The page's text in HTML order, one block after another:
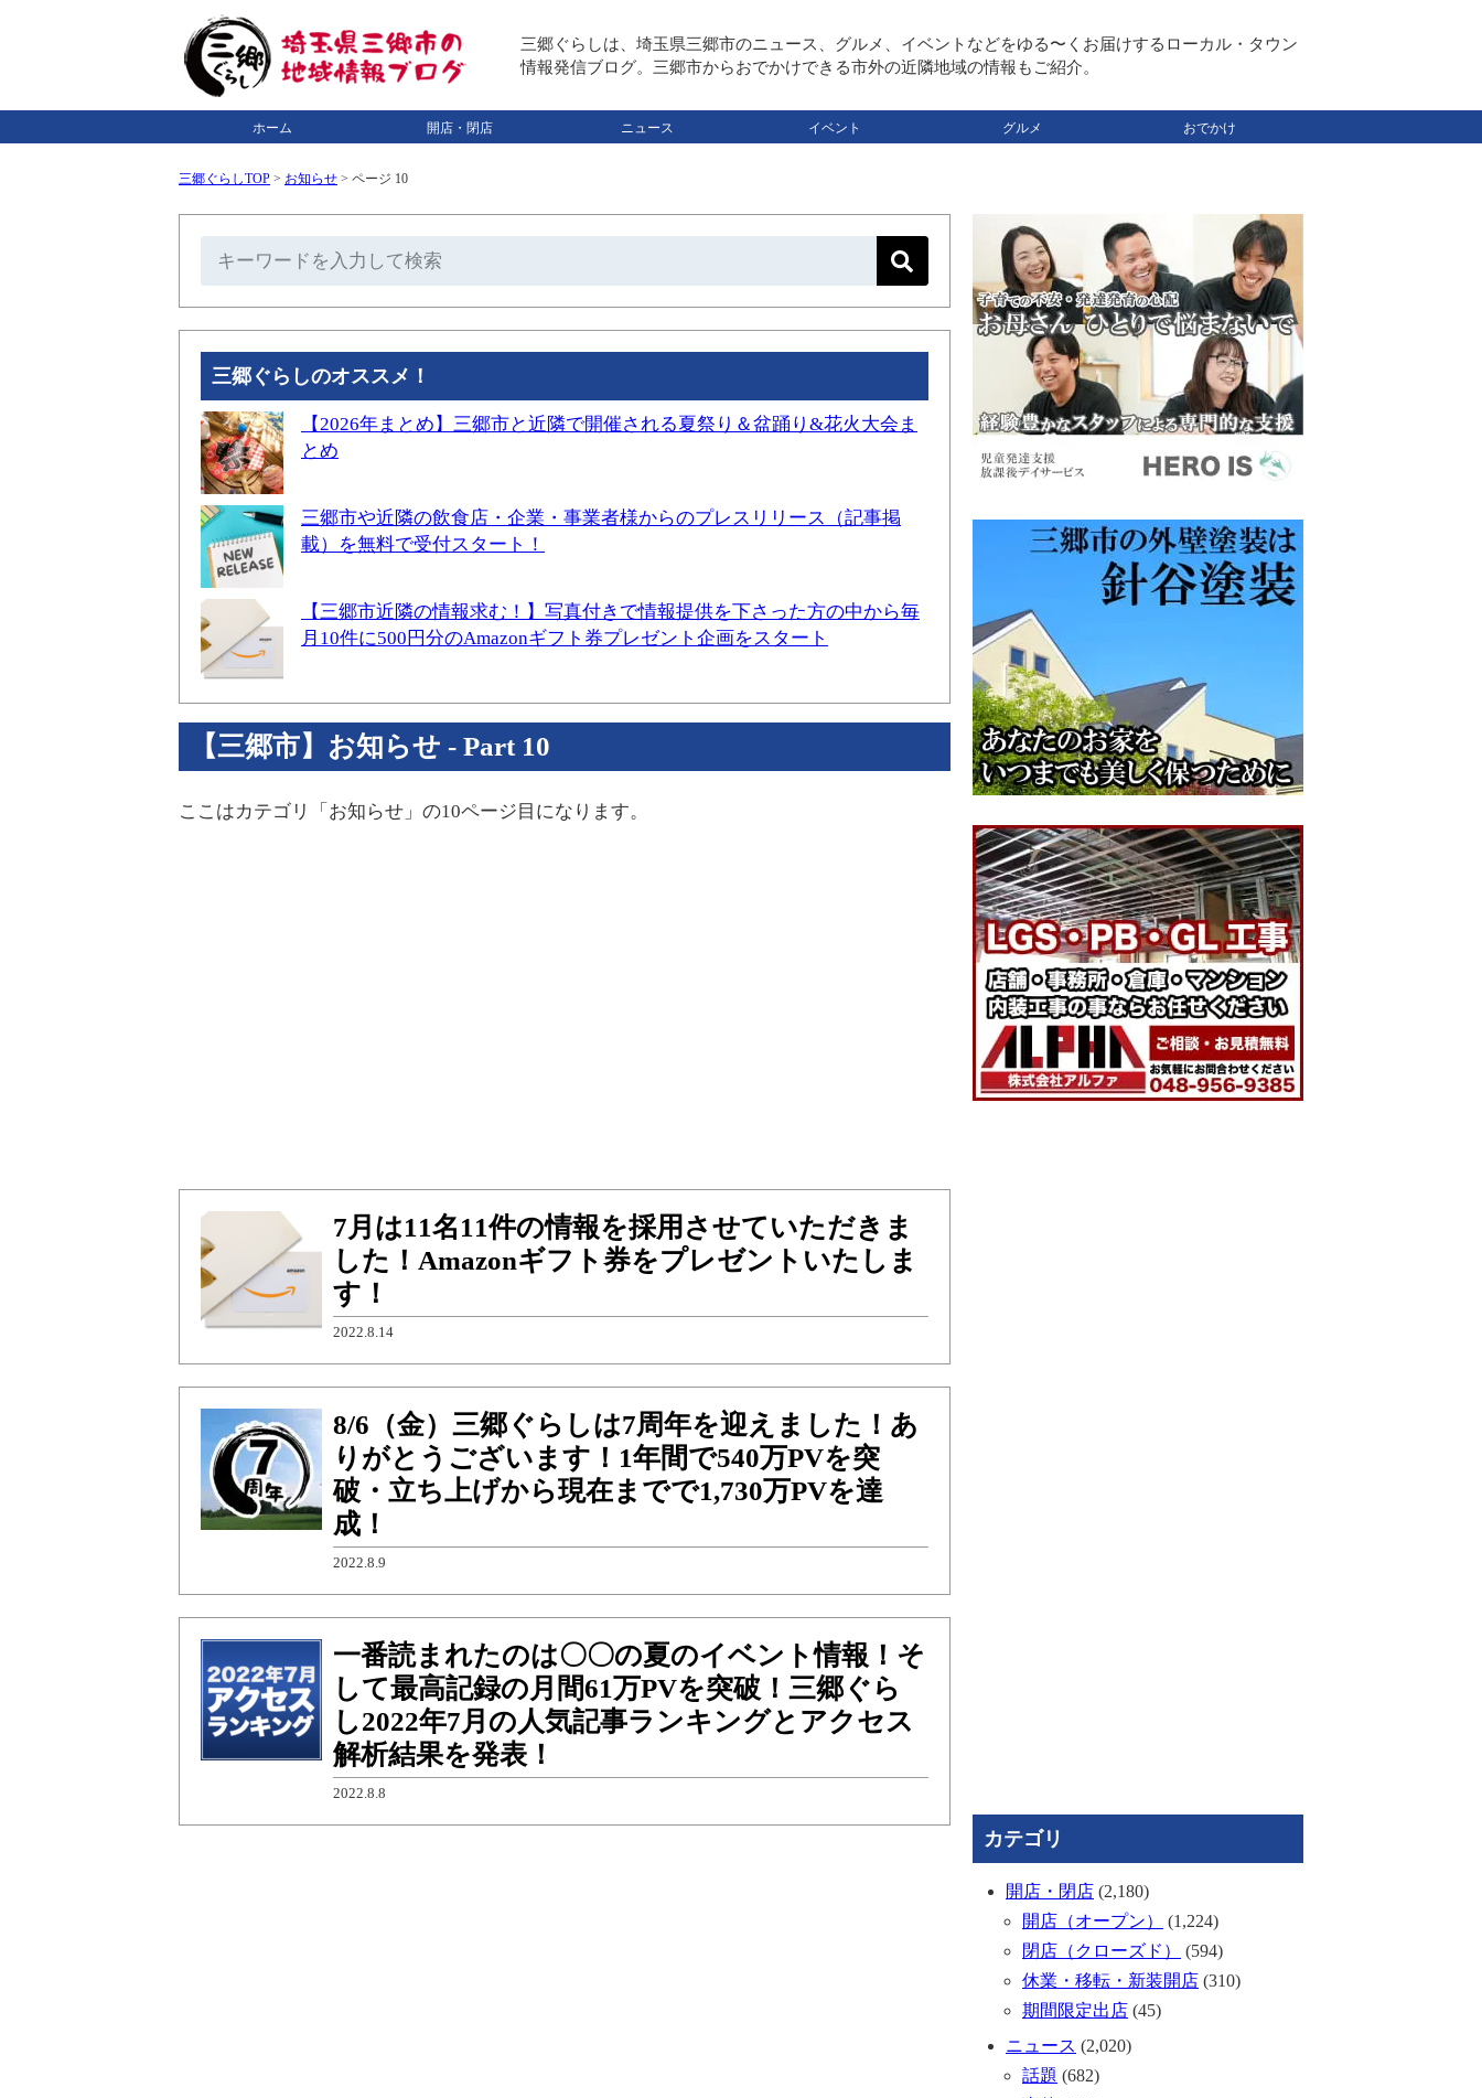
三郷ぐらしは、埼玉県三郷市のニュース、グルメ、イベントなどをゆる〜くお届けするローカル・タウン
情報発信ブログ。三郷市からおでかけできる市外の近隣地域の情報もご紹介。
ホーム 開店・閉店 ニュース イベント グルメ おでかけ
三郷ぐらしTOP > お知らせ > ページ 10
三郷ぐらしのオススメ！
【2026年まとめ】三郷市と近隣で開催される夏祭り＆盆踊り&花火大会ま
とめ
三郷市や近隣の飲食店・企業・事業者様からのプレスリリース（記事掲
載）を無料で受付スタート！
【三郷市近隣の情報求む！】写真付きで情報提供を下さった方の中から毎
月10件に500円分のAmazonギフト券プレゼント企画をスタート
【三郷市】お知らせ - Part 10
ここはカテゴリ「お知らせ」の10ページ目になります。
7月は11名11件の情報を採用させていただきま
した！Amazonギフト券をプレゼントいたしま
す！
2022.8.14
8/6（金）三郷ぐらしは7周年を迎えました！あ
りがとうございます！1年間で540万PVを突
破・立ち上げから現在までで1,730万PVを達
成！
2022.8.9
一番読まれたのは〇〇の夏のイベント情報！そ
して最高記録の月間61万PVを突破！三郷ぐら
し2022年7月の人気記事ランキングとアクセス
解析結果を発表！
2022.8.8
カテゴリ
開店・閉店 (2,180)
開店（オープン）
(1,224)
閉店（クローズド）
(594)
休業・移転・新装開店 (310)
期間限定出店 (45)
ニュース (2,020)
話題 (682)